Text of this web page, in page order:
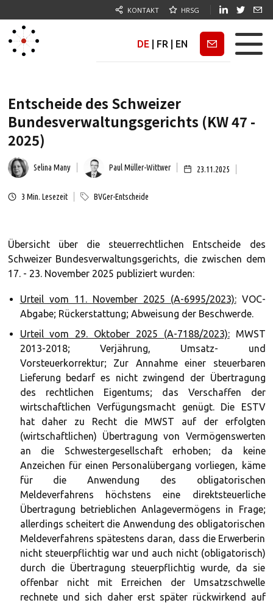
KONTAKT HRSG
DE FR EN Newsletter
Entscheide des Schweizer
Bundesverwaltungsgerichts (KW 47 -
2025)
Selina Many Paul Müller-Wittwer 23.11.2025
3 Min. Lesezeit BVGer-Entscheide
Übersicht über die steuerrechtlichen Entscheide des
Schweizer Bundesverwaltungsgerichts, die zwischen dem
17. - 23. November 2025 publiziert wurden:
Urteil vom 11. November 2025 (A-6995/2023):VOC-
Abgabe; Rückerstattung; Abweisung der Beschwerde.
Urteil vom 29. Oktober 2025 (A-7188/2023):MWST
2013-2018; Verjährung, Umsatz- und
Vorsteuerkorrektur; Zur Annahme einer steuerbaren
Lieferung bedarf es nicht zwingend der Übertragung
des rechtlichen Eigentums; das Verschaffen der
wirtschaftlichen Verfügungsmacht genügt. Die ESTV
hat daher zu Recht die MWST auf der erfolgten
(wirtschaftlichen) Übertragung von Vermögenswerten
an die Schwestergesellschaft erhoben; da keine
Anzeichen für einen Personalübergang vorliegen, käme
für die Anwendung des obligatorischen
Meldeverfahrens höchstens eine direktsteuerliche
Übertragung betrieblichen Anlagevermögens in Frage;
allerdings scheitert die Anwendung des obligatorischen
Meldeverfahrens spätestens daran, dass die Erwerberin
nicht steuerpflichtig war und auch nicht (obligatorisch)
durch die Übertragung steuerpflichtig wurde, da sie
offenbar nicht mit Erreichen der Umsatzschwelle
rechnete und sich daher erst später rückwirkend auf